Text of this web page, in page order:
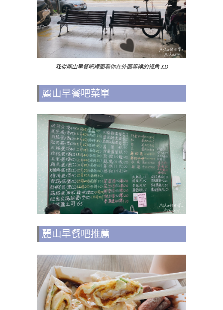
我從麗山早餐吧裡面看你在外面等候的視角 XD
麗山早餐吧菜單
麗山早餐吧推薦